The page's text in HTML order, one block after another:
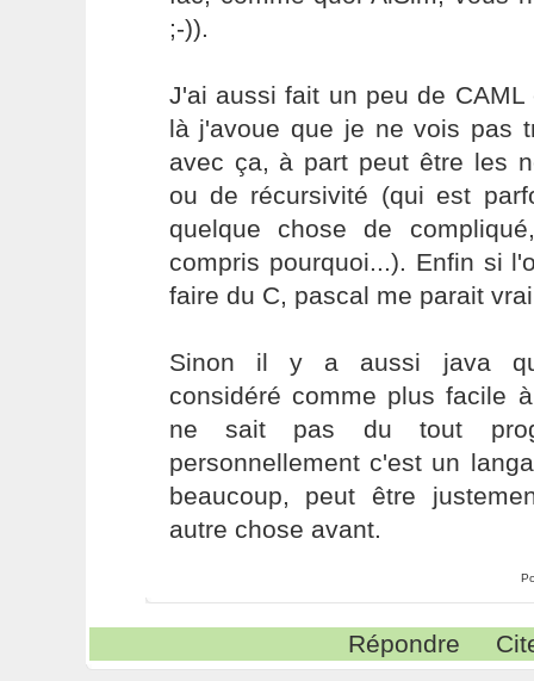
;-)).
J'ai aussi fait un peu de
là j'avoue que je ne vois pas
avec ça, à part peut être les
ou de récursivité (qui est
quelque chose de
compris pourquoi...). Enfin si
faire du C, pascal me parait
Sinon il y a aussi java
considéré comme plus facile
ne sait pas du tout
personnellement c'est un
beaucoup, peut être
autre chose avant.
Répondre